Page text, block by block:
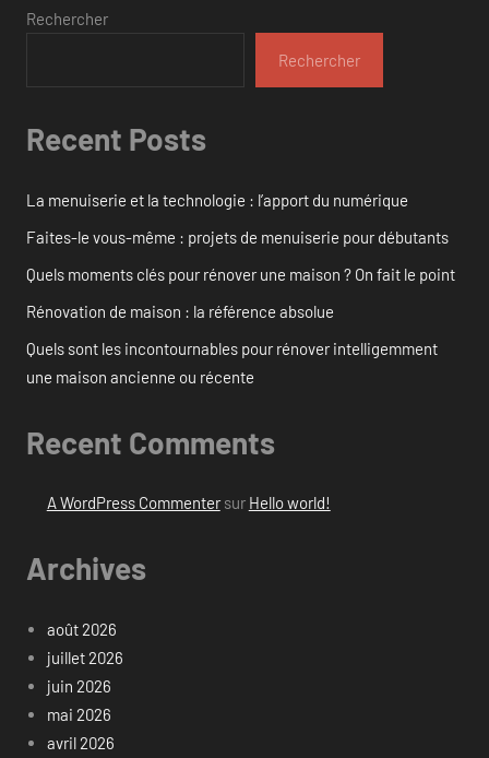
Rechercher
Rechercher
Recent Posts
La menuiserie et la technologie : l’apport du numérique
Faites-le vous-même : projets de menuiserie pour débutants
Quels moments clés pour rénover une maison ? On fait le point
Rénovation de maison : la référence absolue
Quels sont les incontournables pour rénover intelligemment
une maison ancienne ou récente
Recent Comments
A WordPress Commentersur Hello world!
Archives
août 2026
juillet 2026
juin 2026
mai 2026
avril 2026